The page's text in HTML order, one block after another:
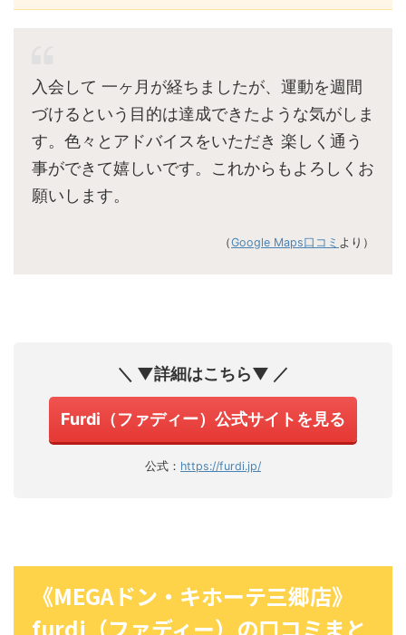
入会して 一ヶ月が経ちましたが、運動を週間
づけるという目的は達成できたような気がしま
す。色々とアドバイスをいただき 楽しく通う
事ができて嬉しいです。これからもよろしくお
願いします。
（Google Maps口コミ より）
＼ ▼詳細はこちら▼ ／
Furdi（ファディー）公式サイトを見る
公式： https://furdi.jp/
《MEGAドン・キホーテ三郷店》
furdi（ファディー）の口コミまと